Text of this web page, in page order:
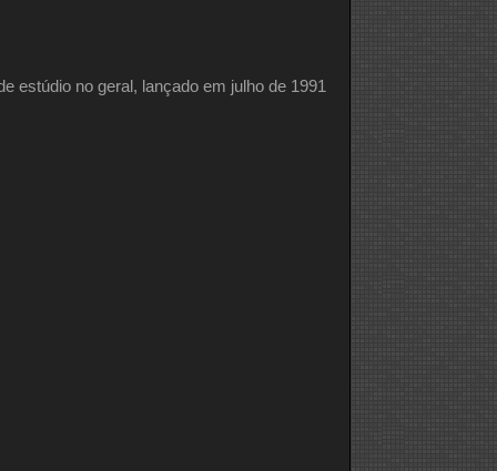
estúdio no geral, lançado em julho de 1991